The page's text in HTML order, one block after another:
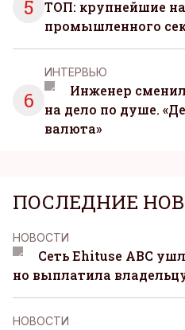
5
ТОП: крупнейшие
промышленного
6
ИНТЕРВЬЮ
Инженер
на дело по душе.
валюта»
ПОСЛЕДНИЕ
НОВОСТИ
Сеть Ehituse ABC
но выплатила
НОВОСТИ